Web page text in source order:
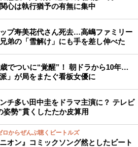
心は執行猶予の有無に集中
プ寿美花代さん死去…高嶋ファミリー
弟の「雪解け」にも手を差し伸べた
でついに“覚醒”！ 朝ドラから10年…
」が局をまたぐ看板女優に
チ多い田中圭をドラマ主演に？ テレビ
姿勢”貫くしたたか皮算用
ロからぜんぶ聴くビートルズ
ニオン』コミックソング然としたビート